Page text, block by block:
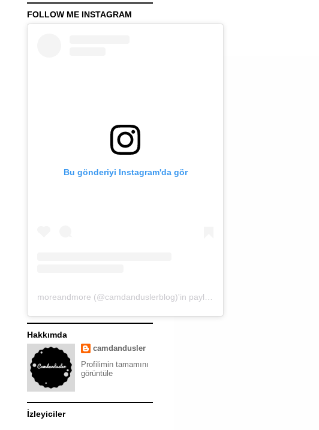
FOLLOW ME INSTAGRAM
Bu gönderiyi Instagram'da gör
Hakkımda
camdandusler
Profilimin tamamını
görüntüle
İzleyiciler